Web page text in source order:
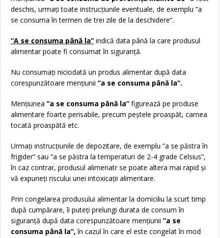
deschis, urmaţi toate instrucţiunile eventuale, de exemplu ”a
se consuma în termen de trei zile de la deschidere”.
”A se consuma până la” indică data până la care produsul
alimentar poate fi consumat în siguranţă.
Nu consumaţi niciodată un produs alimentar după data
corespunzătoare menţiunii”a se consuma până la”.
Menţiunea”a se consuma până la” figurează pe produse
alimentare foarte perisabile, precum peştele proaspăt, carnea
tocată proaspătă etc.
Urmaţi instrucţiunile de depozitare, de exemplu ”a se păstra în
frigider” sau ”a se păstra la temperaturi de 2-4 grade Celsius”,
în caz contrar, produsul alimenatr se poate altera mai rapid şi
vă expuneţi riscului unei intoxicaţii alimentare.
Prin congelarea produsului alimentar la domiciliu la scurt timp
după cumpărare, îi puteţi prelungi durata de consum în
siguranţă după data corespunzătoare menţiunii”a se
consuma până la”, în cazul în care el este congelat în mod